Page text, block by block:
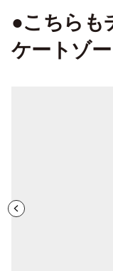
●こちらも
ケートゾ